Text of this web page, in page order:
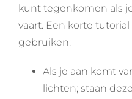
kunt tegenkomen als
vaart. Een korte
gebruiken:
Als je aan komt
lichten; staan